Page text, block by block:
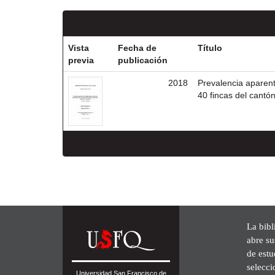
Vista
previa
Fecha de
publicación
Título
2018
Prevalencia
40 fincas del
Universidad San Francisco de
La
abre
de